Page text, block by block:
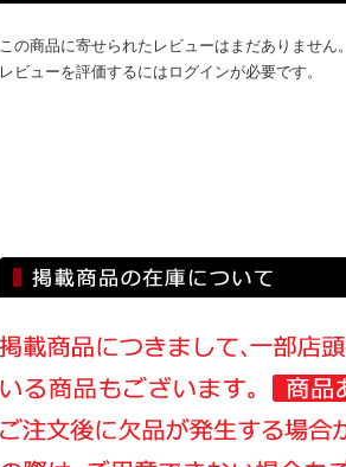
この商品に寄せられたレビューはまだありません。
レビューを評価するにはログインが必要です。